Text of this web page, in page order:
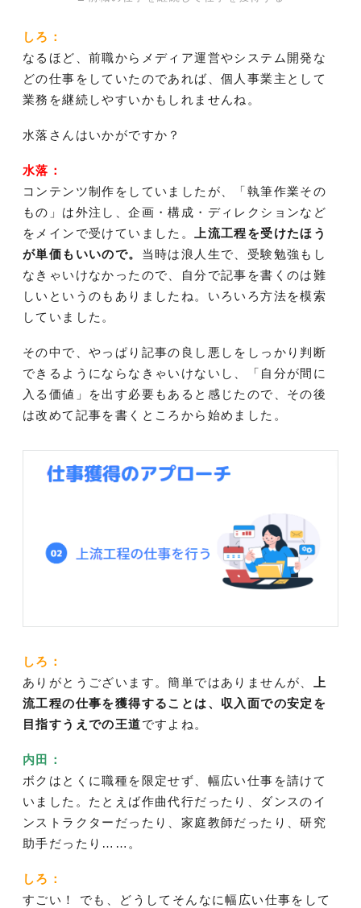
しろ：
なるほど、前職からメディア運営やシステム開発な
どの仕事をしていたのであれば、個人事業主として
業務を継続しやすいかもしれませんね。
水落さんはいかがですか？
水落：
コンテンツ制作をしていましたが、「執筆作業その
もの」は外注し、企画・構成・ディレクションなど
をメインで受けていました。
上流工程を受けたほう
が単価もいいので。 当時は浪人生で、受験勉強もし
なきゃいけなかったので、自分で記事を書くのは難
しいというのもありましたね。いろいろ方法を模索
していました。
その中で、やっぱり記事の良し悪しをしっかり判断
できるようにならなきゃいけないし、「自分が間に
入る価値」を出す必要もあると感じたので、その後
は改めて記事を書くところから始めました。
しろ：
ありがとうございます。簡単ではありませんが、 上
流工程の仕事を獲得することは、収入面での安定を
目指すうえでの王道ですよね。
内田：
ボクはとくに職種を限定せず、幅広い仕事を請けて
いました。たとえば作曲代行だったり、ダンスのイ
ンストラクターだったり、家庭教師だったり、研究
助手だったり……。
しろ：
すごい！ でも、どうしてそんなに幅広い仕事をして